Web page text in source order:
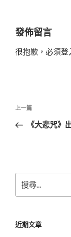
發佈留言
很抱歉，必須登
文
導
上
一
上一篇
《大悲咒》
尋
字:
近期文章